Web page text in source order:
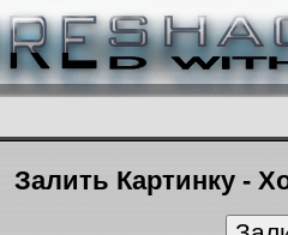
Залить Картинку -